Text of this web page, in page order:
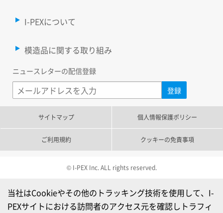
I-PEXについて
模造品に関する取り組み
ニュースレターの配信登録
サイトマップ 個人情報保護ポリシー
ご利用規約 クッキーの免責事項
© I-PEX Inc. ALL rights reserved.
当社はCookieやその他のトラッキング技術を使用して、I-
PEXサイトにおける訪問者のアクセス元を確認しトラフィ